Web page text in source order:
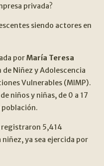
privada?
siendo actores en
porMaría Teresa
Niñez y Adolescencia
Vulnerables (MIMP).
niños y niñas, de 0 a 17
población.
registraron 5,414
ya sea ejercida por